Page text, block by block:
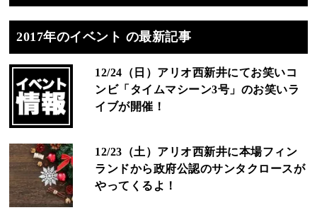
2017年のイベント の最新記事
12/24（日）アリオ西新井にてお笑いコ
ンビ「タイムマシーン3号」のお笑いラ
イブが開催！
12/23（土）アリオ西新井に本場フィン
ランドから政府公認のサンタクロースが
やってくるよ！